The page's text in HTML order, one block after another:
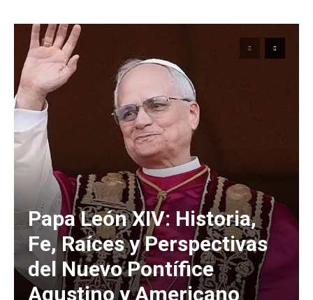
Papa León XIV: Historia,
Fe, Raíces y Perspectivas
del Nuevo Pontífice
Agustino y Americano